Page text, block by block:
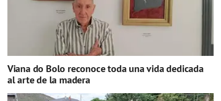
Viana do Bolo reconoce toda una vida dedicada
al arte de la madera